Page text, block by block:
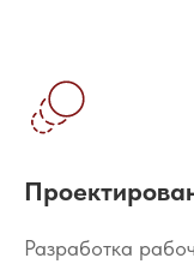
Разработка